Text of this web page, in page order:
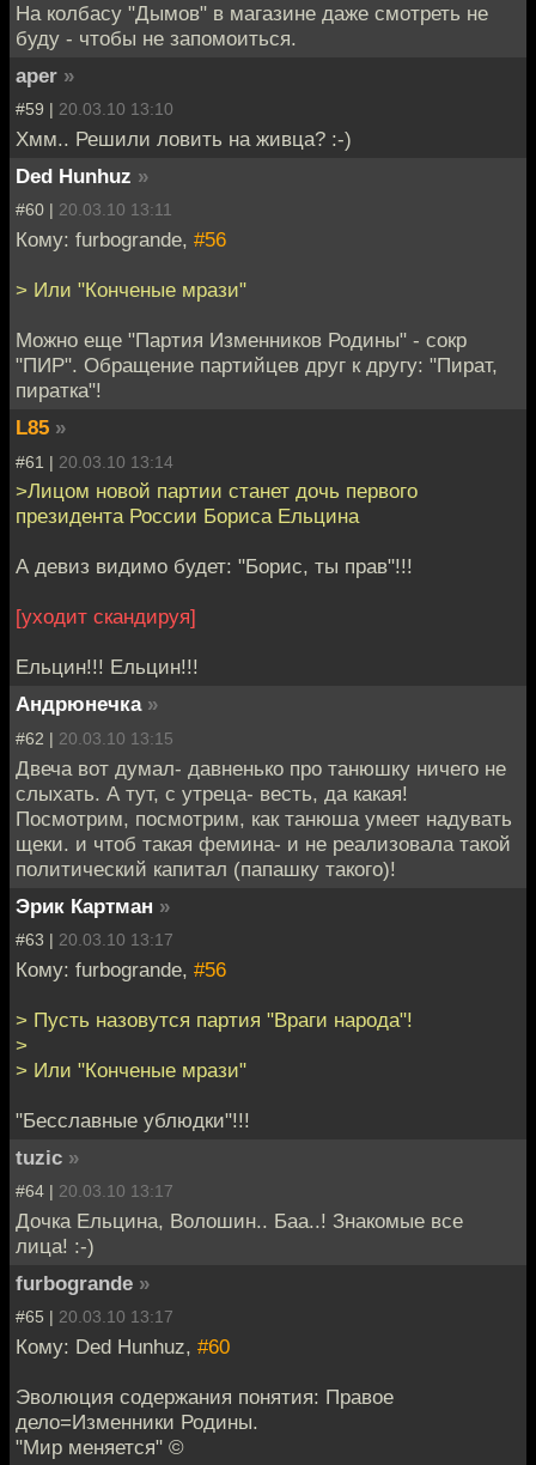
На колбасу "Дымов" в магазине даже смотреть не
буду - чтобы не запомоиться.
aper »
#59 | 20.03.10 13:10
Хмм.. Решили ловить на живца? :-)
Ded Hunhuz »
#60 | 20.03.10 13:11
Кому: furbogrande, #56
> Или "Конченые мрази"
Можно еще "Партия Изменников Родины" - сокр
"ПИР". Обращение партийцев друг к другу: "Пират,
пиратка"!
L85 »
#61 | 20.03.10 13:14
>Лицом новой партии станет дочь первого
президента России Бориса Ельцина
А девиз видимо будет: "Борис, ты прав"!!!
[уходит скандируя]
Ельцин!!! Ельцин!!!
Андрюнечка »
#62 | 20.03.10 13:15
Двеча вот думал- давненько про танюшку ничего не
слыхать. А тут, с утреца- весть, да какая!
Посмотрим, посмотрим, как танюша умеет надувать
щеки. и чтоб такая фемина- и не реализовала такой
политический капитал (папашку такого)!
Эрик Картман »
#63 | 20.03.10 13:17
Кому: furbogrande, #56
> Пусть назовутся партия "Враги народа"!
>
> Или "Конченые мрази"
"Бесславные ублюдки"!!!
tuzic »
#64 | 20.03.10 13:17
Дочка Ельцина, Волошин.. Баа..! Знакомые все
лица! :-)
furbogrande »
#65 | 20.03.10 13:17
Кому: Ded Hunhuz, #60
Эволюция содержания понятия: Правое
дело=Изменники Родины.
"Мир меняется" ©